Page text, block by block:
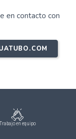
en contacto con
Trabajo en equipo